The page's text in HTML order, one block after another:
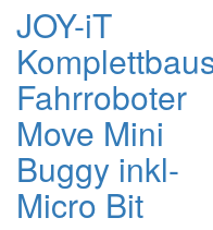
JOY-iT
Fahrroboter
Move Mini
Buggy inkl-
Micro Bit